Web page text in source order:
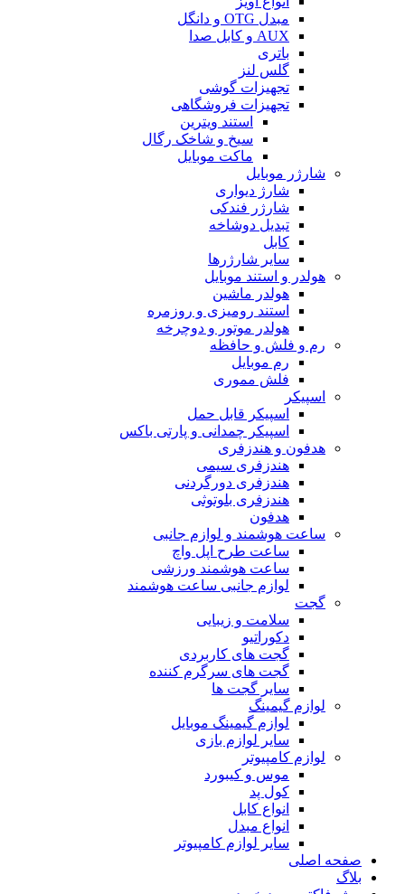
مبدل OTG و دانگل
AUX و کابل صدا
باتری
گلس لنز
تجهیزات گوشی
تجهیزات فروشگاهی
استند ویترین
سیخ و شاخک رگال
ماکت موبایل
شارژر موبایل
شارژ دیواری
شارژر فندکی
تبدیل دوشاخه
کابل
سایر شارژرها
هولدر و استند موبایل
هولدر ماشین
استند رومیزی و روزمره
هولدر موتور و دوچرخه
رم و فلش و حافظه
رم موبایل
فلش مموری
اسپیکر
اسپیکر قابل حمل
اسپیکر چمدانی و پارتی باکس
هدفون و هندزفری
هندزفری سیمی
هندزفری دورگردنی
هندزفری بلوتوثی
هدفون
ساعت هوشمند و لوازم جانبی
ساعت طرح اپل واچ
ساعت هوشمند ورزشی
لوازم جانبی ساعت هوشمند
گجت
سلامت و زیبایی
دکوراتیو
گجت های کاربردی
گجت های سرگرم کننده
سایر گجت ها
لوازم گیمینگ
لوازم گیمینگ موبایل
سایر لوازم بازی
لوازم کامپیوتر
موس و کیبورد
کول پد
انواع کابل
انواع مبدل
سایر لوازم کامپیوتر
صفحه اصلی
بلاگ